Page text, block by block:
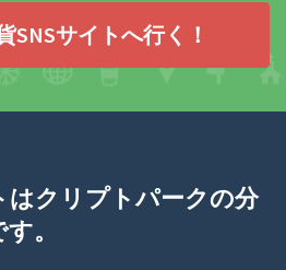
サイトへ行く！
はクリプトパークの分
。